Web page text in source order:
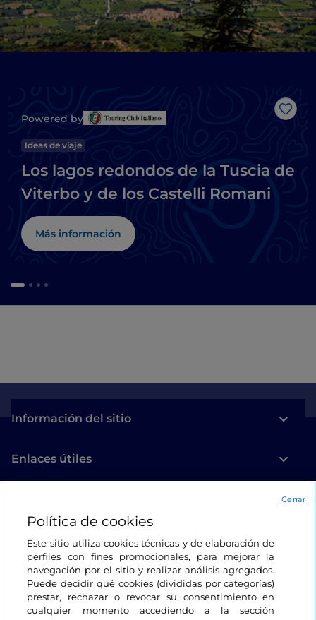
Me
Powered by
Ideas de viaje
Los lagos redondos de la Tuscia de
Viterbo y de los Castelli Romani
Más información
Información del sitio
Enlaces útiles
Estamos en contacto
Política de cookies
Este sitio utiliza cookies técnicas y de elaboración de
perfiles con fines promocionales, para mejorar la
navegación por el sitio y realizar análisis agregados.
Puede decidir qué cookies (divididas por categorías)
prestar, rechazar o revocar su consentimiento en
cualquier momento accediendo a la sección
Cerrar